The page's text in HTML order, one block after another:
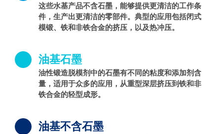
这些水基产品不含石墨，能够提供更清洁的工作条
件，生产出更清洁的零部件。典型的应用包括闭式
模锻、铁和非铁合金的挤压，以及热冲压。
油基石墨
油性锻造脱模剂中的石墨有不同的粘度和添加剂含
量，适用于众多的应用，从重型深层挤压到铁和非
铁合金的轻型成形。
油基不含石墨